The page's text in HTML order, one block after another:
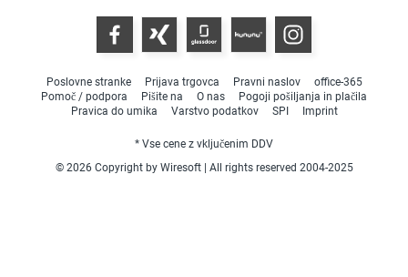
Poslovne stranke Prijava trgovca Pravni naslov
office-365
Pomoč / podpora
Pišite na O nas
Pogoji pošiljanja in plačila
Pravica do umika
Varstvo podatkov SPI Imprint
* Vse cene z vključenim DDV
© 2026 Copyright by Wiresoft | All rights reserved 2004-2025